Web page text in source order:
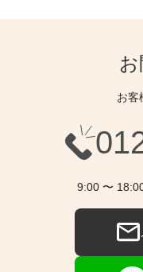
お客
9:00 〜